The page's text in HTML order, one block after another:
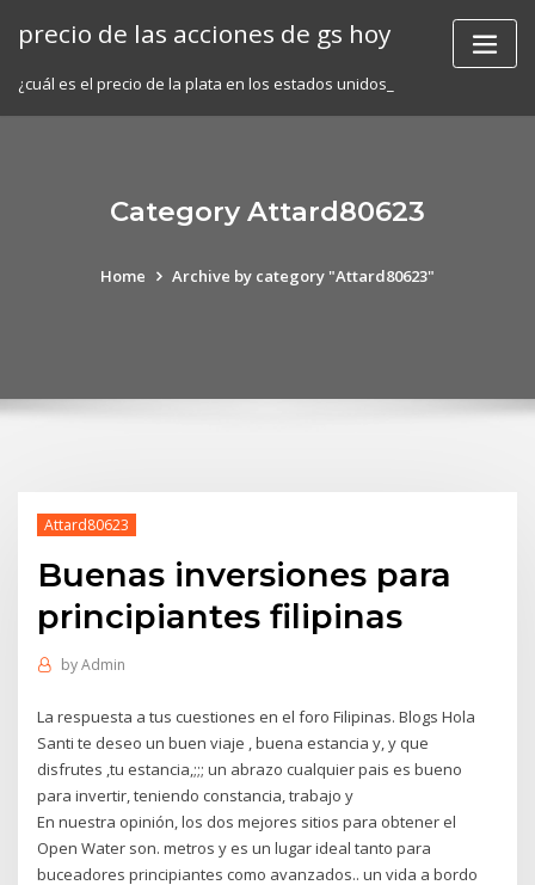
precio de las acciones de gs hoy
¿cuál es el precio de la plata en los estados unidos_
Category Attard80623
Home Archive by category "Attard80623"
Attard80623
Buenas inversiones para
principiantes filipinas
byAdmin
La respuesta a tus cuestiones en el foro Filipinas. Blogs Hola
Santi te deseo un buen viaje , buena estancia y, y que
disfrutes ,tu estancia,;;; un abrazo cualquier pais es bueno
para invertir, teniendo constancia, trabajo y
En nuestra opinión, los dos mejores sitios para obtener el
Open Water son. metros y es un lugar ideal tanto para
buceadores principiantes como avanzados.. un vida a bordo